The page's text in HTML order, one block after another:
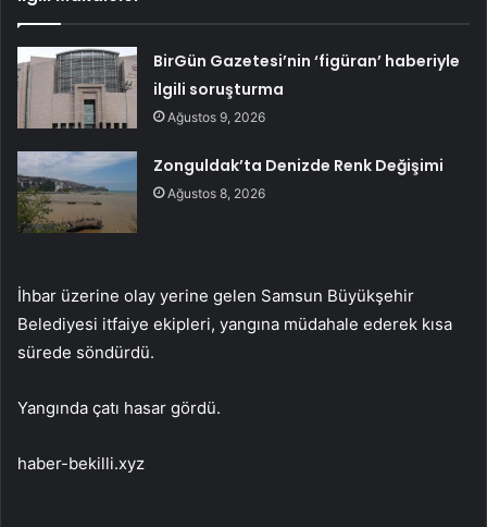
BirGün Gazetesi’nin ‘figüran’ haberiyle
ilgili soruşturma
Ağustos 9, 2026
Zonguldak’ta Denizde Renk Değişimi
Ağustos 8, 2026
İhbar üzerine olay yerine gelen Samsun Büyükşehir
Belediyesi itfaiye ekipleri, yangına müdahale ederek kısa
sürede söndürdü.
Yangında çatı hasar gördü.
haber-bekilli.xyz